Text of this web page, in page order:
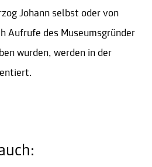
Johann selbst oder von
Aufrufe des Museumsgründer
wurden, werden in der